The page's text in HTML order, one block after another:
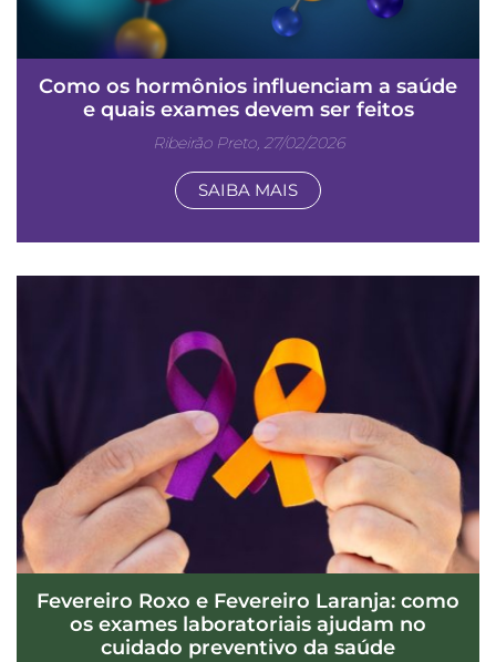
Como os hormônios influenciam a saúde
e quais exames devem ser feitos
Ribeirão Preto, 27/02/2026
SAIBA MAIS
Fevereiro Roxo e Fevereiro Laranja: como
os exames laboratoriais ajudam no
cuidado preventivo da saúde